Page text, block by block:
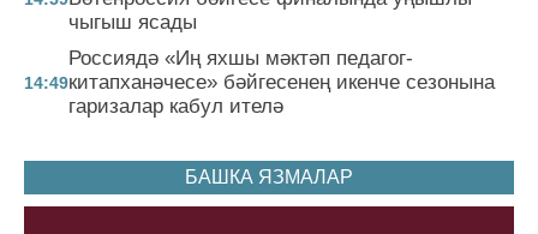
чыгыш ясады
14:49
Россиядә «Иң яхшы мәктәп педагог-
китапханәчесе» бәйгесенең икенче сезонына
гаризалар кабул ителә
БАШКА ЯЗМАЛАР